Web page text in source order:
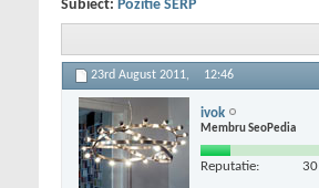
Subiect: Pozitie SERP
23rd August 2011, 12:46
ivok
Membru SeoPedia
Reputatie: 30